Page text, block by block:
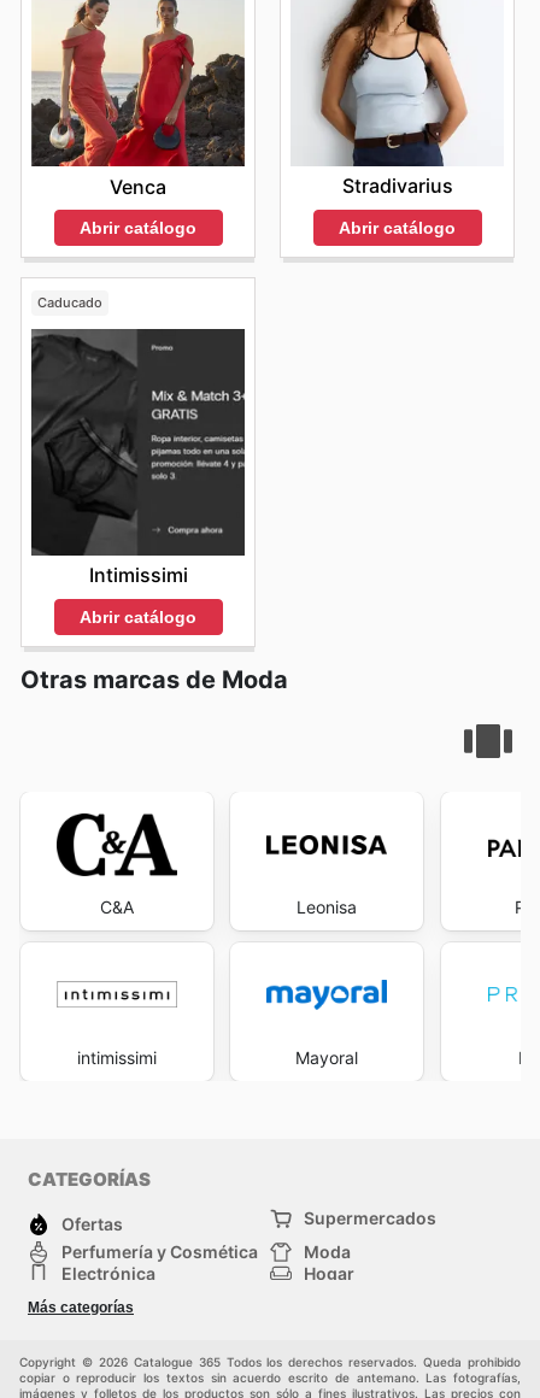
Venca
Abrir catálogo
Stradivarius
Abrir catálogo
Caducado
Intimissimi
Abrir catálogo
Otras marcas de Moda
C&A
intimissimi
Leonisa
Mayoral
CATEGORÍAS
Ofertas
Supermercados
Perfumería y Cosmética
Moda
Electrónica
Hogar
Deporte
Juguetes y bebés
Más categorías
Copyright © 2026 Catalogue 365 Todos los derechos reservados. Queda prohibido
copiar o reproducir los textos sin acuerdo escrito de antemano. Las fotografías,
imágenes y folletos de los productos son sólo a fines ilustrativos. Las precios con